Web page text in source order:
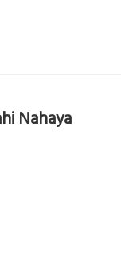
Nahaya